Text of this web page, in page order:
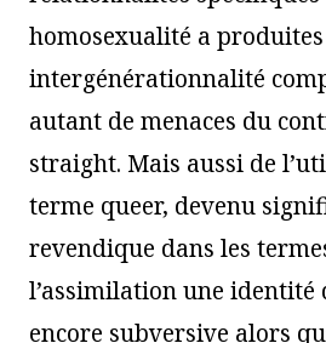
homosexualité a
intergénérationnalité
autant de menaces du
straight. Mais aussi de
terme queer, devenu
revendique dans les
l’assimilation une identité
encore subversive alors